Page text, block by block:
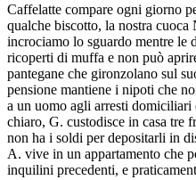
Caffelatte compare ogni giorno
qualche biscotto, la nostra
incrociamo lo sguardo mentre le
ricoperti di muffa e non può
pantegane che gironzolano sul
pensione mantiene i nipoti che
a un uomo agli arresti domiciliari
chiaro, G. custodisce in casa tre
non ha i soldi per depositarli in
A. vive in un appartamento che
inquilini precedenti, e